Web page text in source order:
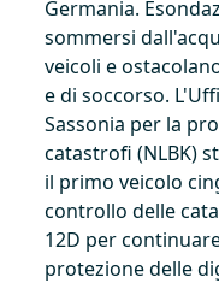
Germania.
sommersi
veicoli e
e di soccorso.
Sassonia per la
catastrofi (NLBK)
il primo veicolo
controllo delle
12D per
protezione delle